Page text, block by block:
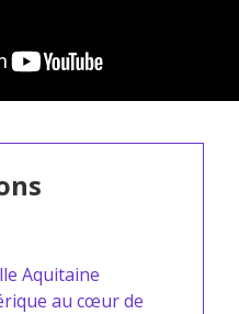
Aquitaine
au cœur de